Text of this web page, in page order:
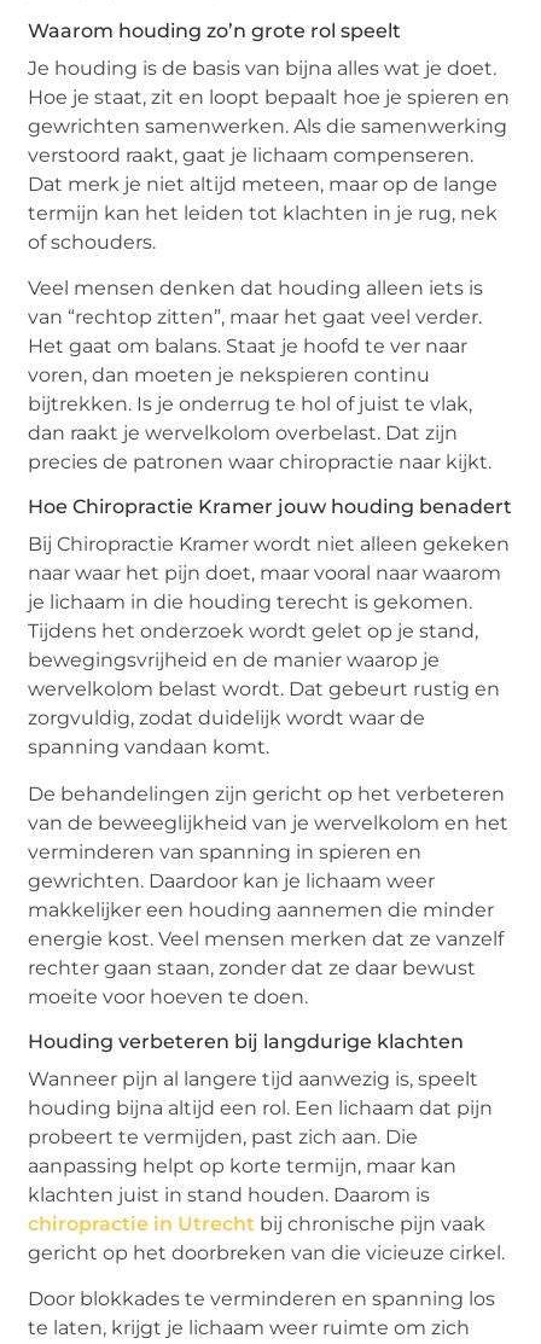
Waarom houding zo’n grote rol speelt
Je houding is de basis van bijna alles wat je doet.
Hoe je staat, zit en loopt bepaalt hoe je spieren en
gewrichten samenwerken. Als die samenwerking
verstoord raakt, gaat je lichaam compenseren.
Dat merk je niet altijd meteen, maar op de lange
termijn kan het leiden tot klachten in je rug, nek
of schouders.
Veel mensen denken dat houding alleen iets is
van “rechtop zitten”, maar het gaat veel verder.
Het gaat om balans. Staat je hoofd te ver naar
voren, dan moeten je nekspieren continu
bijtrekken. Is je onderrug te hol of juist te vlak,
dan raakt je wervelkolom overbelast. Dat zijn
precies de patronen waar chiropractie naar kijkt.
Hoe Chiropractie Kramer jouw houding benadert
Bij Chiropractie Kramer wordt niet alleen gekeken
naar waar het pijn doet, maar vooral naar waarom
je lichaam in die houding terecht is gekomen.
Tijdens het onderzoek wordt gelet op je stand,
bewegingsvrijheid en de manier waarop je
wervelkolom belast wordt. Dat gebeurt rustig en
zorgvuldig, zodat duidelijk wordt waar de
spanning vandaan komt.
De behandelingen zijn gericht op het verbeteren
van de beweeglijkheid van je wervelkolom en het
verminderen van spanning in spieren en
gewrichten. Daardoor kan je lichaam weer
makkelijker een houding aannemen die minder
energie kost. Veel mensen merken dat ze vanzelf
rechter gaan staan, zonder dat ze daar bewust
moeite voor hoeven te doen.
Houding verbeteren bij langdurige klachten
Wanneer pijn al langere tijd aanwezig is, speelt
houding bijna altijd een rol. Een lichaam dat pijn
probeert te vermijden, past zich aan. Die
aanpassing helpt op korte termijn, maar kan
klachten juist in stand houden. Daarom is
chiropractie in Utrecht bij chronische pijn vaak
gericht op het doorbreken van die vicieuze cirkel.
Door blokkades te verminderen en spanning los
te laten, krijgt je lichaam weer ruimte om zich